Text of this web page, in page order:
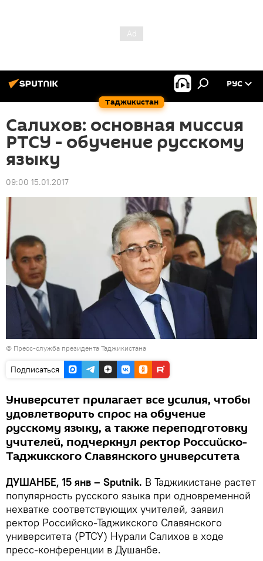
Таджикистан
РУС
Салихов: основная миссия
РТСУ - обучение русскому
языку
09:00 15.01.2017
© Пресс-служба президента Таджикистана
Подписаться
Университет прилагает все усилия, чтобы
удовлетворить спрос на обучение
русскому языку, а также переподготовку
учителей, подчеркнул ректор Российско-
Таджикского Славянского университета
ДУШАНБЕ, 15 янв – Sputnik. В Таджикистане растет
популярность русского языка при одновременной
нехватке соответствующих учителей, заявил
ректор Российско-Таджикского Славянского
университета (РТСУ) Нурали Салихов в ходе
пресс-конференции в Душанбе.